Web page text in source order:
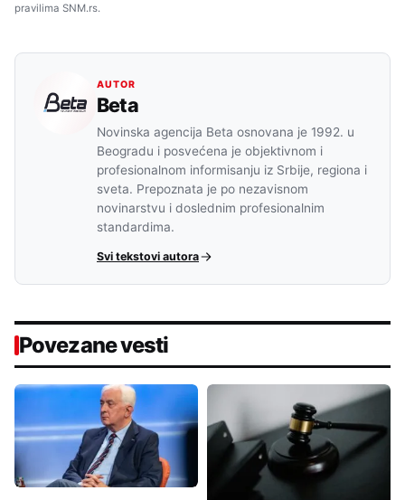
pravilima SNM.rs.
AUTOR
Beta
Novinska agencija Beta osnovana je 1992. u
Beogradu i posvećena je objektivnom i
profesionalnom informisanju iz Srbije, regiona i
sveta. Prepoznata je po nezavisnom
novinarstvu i doslednim profesionalnim
standardima.
Svi tekstovi autora
Povezane vesti